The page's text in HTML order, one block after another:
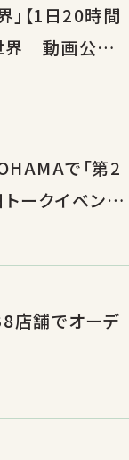
【1日20時間
界 動画公開
で「第2
ークイベント
店舗でオーデ